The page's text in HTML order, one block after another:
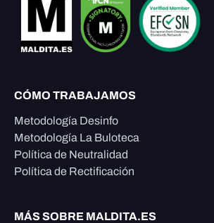
CÓMO TRABAJAMOS
Metodología Desinfo
Metodología La Buloteca
Política de Neutralidad
Política de Rectificación
MÁS SOBRE MALDITA.ES